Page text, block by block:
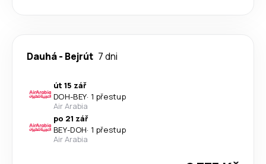
Dauhá- Bejrút 7 dni
út 15 zář
DOH-BEY· 1 přestup
Air Arabia
po 21 zář
BEY-DOH· 1 přestup
Air Arabia